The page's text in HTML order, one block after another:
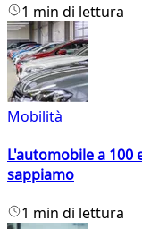
1 min di lettura
Mobilità
L'automobile a 100
sappiamo
1 min di lettura